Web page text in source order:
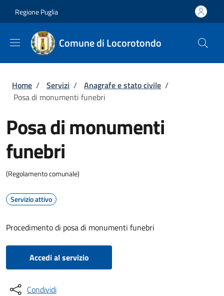
Regione Puglia
Comune di Locorotondo
Briciole di pane
Home / Servizi / Anagrafe e stato civile /
Posa di monumenti funebri
Posa di monumenti
funebri
(Regolamento comunale)
Servizio attivo
Procedimento di posa di monumenti funebri
Accedi al servizio
Condividi